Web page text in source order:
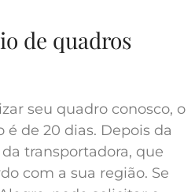
de quadros
seu quadro conosco, o
de 20 dias. Depois da
transportadora, que
com a sua região. Se